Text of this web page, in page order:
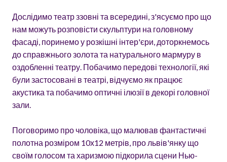
Дослідимо театр ззовні та всередині, з'ясуємо про що
нам можуть розповісти скульптури на головному
фасаді, поринемо у розкішні інтер'єри, доторкнемось
до справжнього золота та натурального мармуру в
оздобленні театру. Побачимо передові технології, які
були застосовані в театрі, відчуємо як працює
акустика та побачимо оптичні ілюзії в декорі головної
зали.
Поговоримо про чоловіка, що малював фантастичні
полотна розміром 10х12 метрів, про львів'янку що
своїм голосом та харизмою підкорила сцени Нью-